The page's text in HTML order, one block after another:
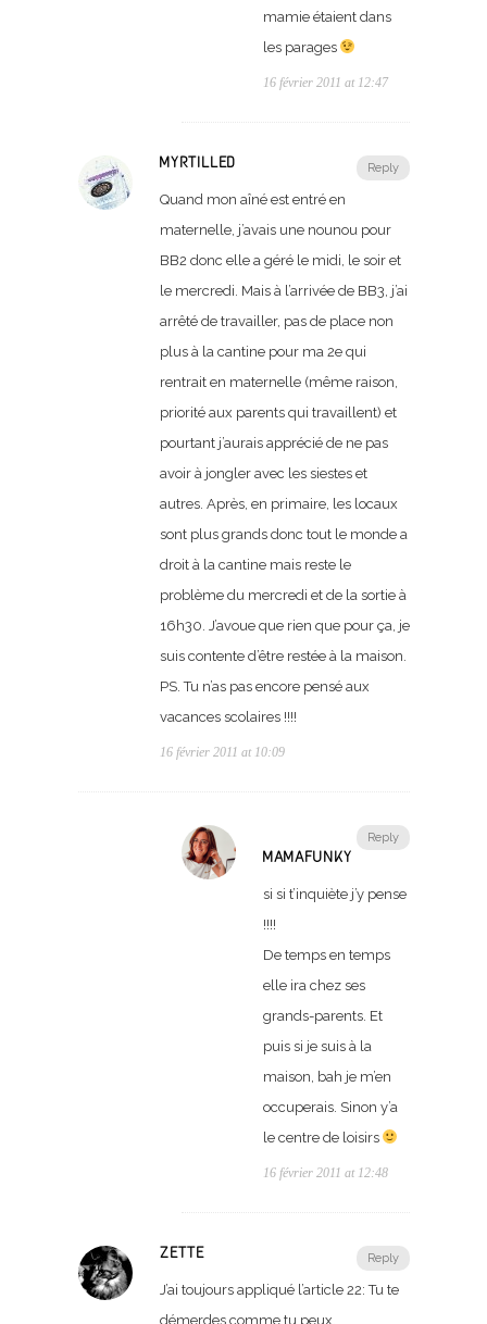
mamie étaient dans
les parages
16 février 2011 at 12:47
Reply
MYRTILLED
Quand mon aîné est entré en
maternelle, j’avais une nounou pour
BB2 donc elle a géré le midi, le soir et
le mercredi. Mais à l’arrivée de BB3, j’ai
arrêté de travailler, pas de place non
plus à la cantine pour ma 2e qui
rentrait en maternelle (même raison,
priorité aux parents qui travaillent) et
pourtant j’aurais apprécié de ne pas
avoir à jongler avec les siestes et
autres. Après, en primaire, les locaux
sont plus grands donc tout le monde a
droit à la cantine mais reste le
problème du mercredi et de la sortie à
16h30. J’avoue que rien que pour ça, je
suis contente d’être restée à la maison.
PS. Tu n’as pas encore pensé aux
vacances scolaires !!!!
16 février 2011 at 10:09
Reply
MAMAFUNKY
si si t’inquiète j’y pense
!!!!
De temps en temps
elle ira chez ses
grands-parents. Et
puis si je suis à la
maison, bah je m’en
occuperais. Sinon y’a
le centre de loisirs
16 février 2011 at 12:48
Reply
ZETTE
J’ai toujours appliqué l’article 22: Tu te
démerdes comme tu peux.